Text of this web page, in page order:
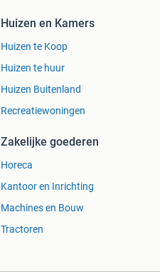
Huizen en Kamers
Huizen te Koop
Huizen te huur
Huizen Buitenland
Recreatiewoningen
Zakelijke goederen
Horeca
Kantoor en Inrichting
Machines en Bouw
Tractoren